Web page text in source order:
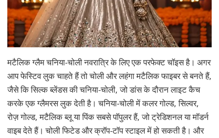
मटैलिक ग्लैम चनिया-चोली नवरात्रि के लिए एक परफेक्ट चॉइस है। अगर
आप फेस्टिव लुक चाहते हैं तो चोली और लहंगा मटैलिक फाइबर से बनते हैं,
जैसे कि सिल्क ब्लेंडस की चनिया-चोली, जो डांस के दौरान लाइट कैच
करके एक ग्लैमरस लुक देती है। चनिया-चोली में कलर गोल्ड, सिल्वर,
रोज़ गोल्ड, मटैलिक ब्लू या पिंक सबसे पॉपुलर हैं, जो ट्रेडिशनल या मॉडर्न
वाइब देते हैं। चोली फिटेड और क्रॉप-टॉप स्टाइल में हो सकती है। और